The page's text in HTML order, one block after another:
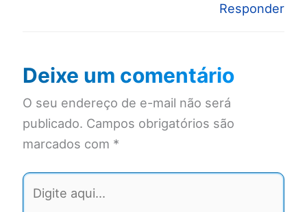
Responder
Deixe um comentário
O seu endereço de e-mail não será
publicado. Campos obrigatórios são
marcados com *
Digite
aqui...